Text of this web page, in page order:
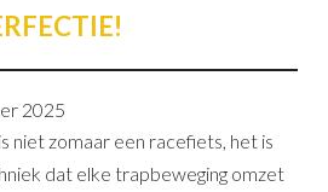
2025
niet zomaar een racefiets, het is
dat elke trapbeweging omzet